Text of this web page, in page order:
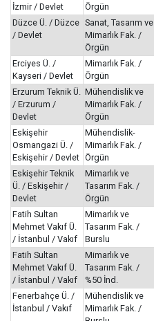
İzmir / Devlet
Örgün
Düzce Ü. / Düzce
/ Devlet
Sanat, Tasarım ve
Mimarlık Fak. /
Örgün
Erciyes Ü. /
Kayseri / Devlet
Mimarlık Fak. /
Örgün
Erzurum Teknik Ü.
/ Erzurum /
Devlet
Mühendislik ve
Mimarlık Fak. /
Örgün
Eskişehir
Osmangazi Ü. /
Eskişehir / Devlet
Mühendislik-
Mimarlık Fak. /
Örgün
Eskişehir Teknik
Ü. / Eskişehir /
Devlet
Mimarlık ve
Tasarım Fak. /
Örgün
Fatih Sultan
Mehmet Vakıf Ü.
/ İstanbul / Vakıf
Mimarlık ve
Tasarım Fak. /
Burslu
Fatih Sultan
Mehmet Vakıf Ü.
/ İstanbul / Vakıf
Mimarlık ve
Tasarım Fak. /
%50 İnd.
Fenerbahçe Ü. /
İstanbul / Vakıf
Mühendislik ve
Mimarlık Fak. /